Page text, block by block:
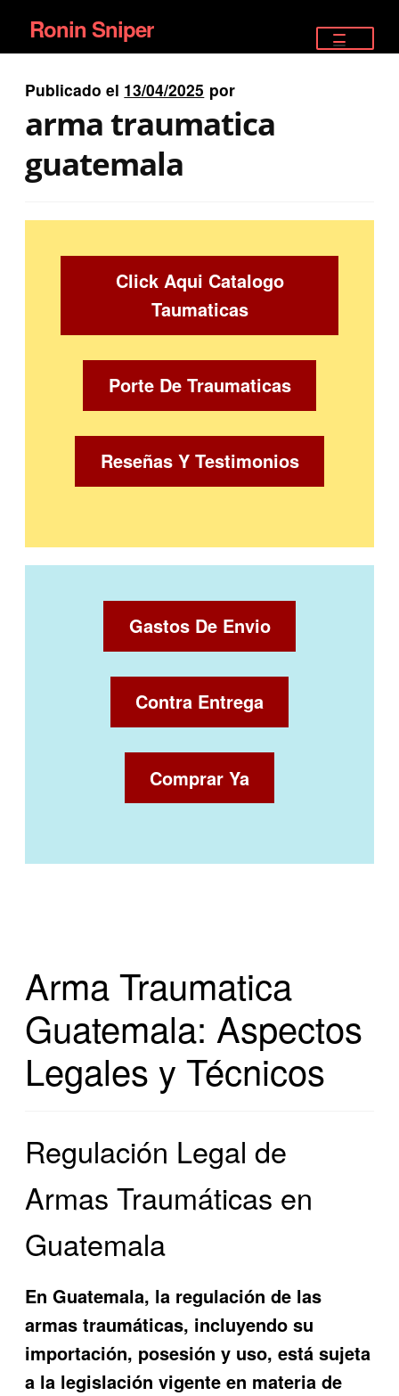
Ir
a
la
navegación
Ir
al
contenido
Ronin Sniper
Publicado el 13/04/2025 por
arma traumatica
guatemala
Click Aqui Catalogo
Taumaticas
Porte De Traumaticas
Reseñas Y Testimonios
Gastos De Envio
Contra Entrega
Comprar Ya
Arma Traumatica
Guatemala: Aspectos
Legales y Técnicos
Regulación Legal de
Armas Traumáticas en
Guatemala
En Guatemala, la regulación de las
armas traumáticas, incluyendo su
importación, posesión y uso, está sujeta
a la legislación vigente en materia de